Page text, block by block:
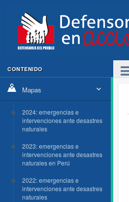
CONTENIDO
Mapas
2024: emergencias e
intervenciones ante desastres
naturales
2023: emergencias e
intervenciones ante desastres
naturales en Perú
2022: emergencias e
intervenciones ante desastres
naturales